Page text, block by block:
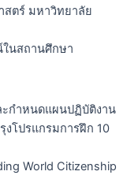
สตร์ มหาวิทยาลัย
นสถานศึกษา
ะกำหนดแผนปฏิบัติงาน
งโปรแกรมการฝึก 10
World Citizenship